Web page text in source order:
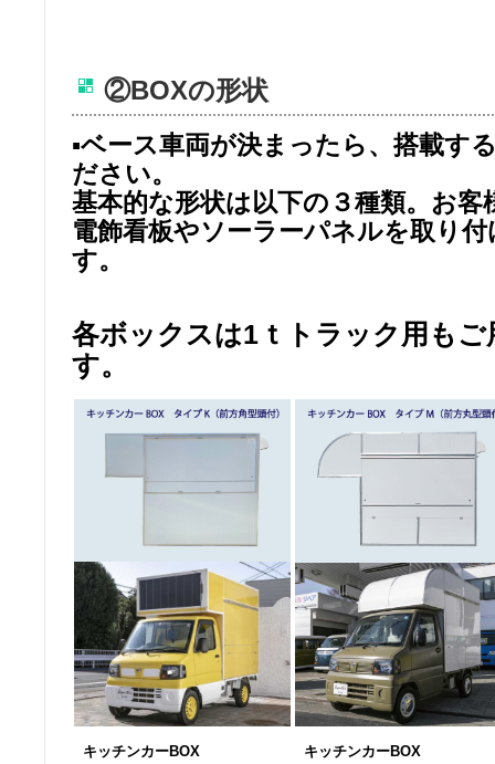
②BOXの形状
▪ベース車両が決まったら、搭載す
ださい。
基本的な形状は以下の３種類。お
電飾看板やソーラーパネルを取り
す。
各ボックスは1ｔトラック用も
す。
キッチンカーBOX
キッチンカーBOX